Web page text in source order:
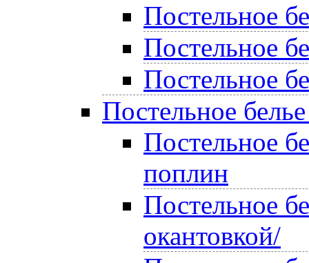
Постельное
Постельное
Постельное
Постельное
Постельное
поплин
Постельное
окантовкой/